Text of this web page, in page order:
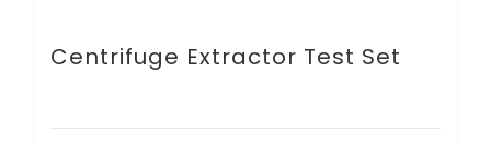
Centrifuge Extractor Test Set